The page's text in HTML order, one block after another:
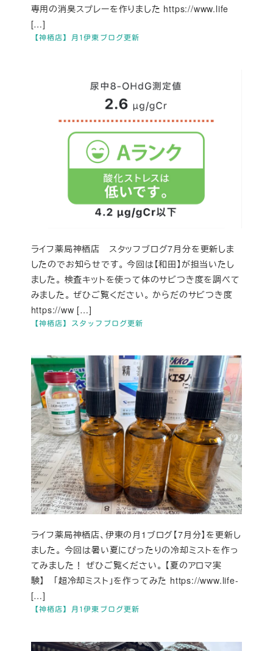
【神栖店】月1伊東ブログ更新
専用の消臭スプレーを作りました https://www.life
[…]
【神栖店】スタッフブログ更新
ライフ薬局神栖店 スタッフブログ7月分を更新しま
したのでお知らせです。 今回は【和田】が担当いたし
ました。 検査キットを使って体のサビつき度を調べて
みました。 ぜひご覧ください。 からだのサビつき度
https://ww […]
【神栖店】月1伊東ブログ更新
ライフ薬局神栖店、伊東の月1ブログ【7月分】を更新し
ました。 今回は暑い夏にぴったりの冷却ミストを作っ
てみました！ ぜひご覧ください。 【夏のアロマ実
験】 「超冷却ミスト」を作ってみた https://www.life-
[…]